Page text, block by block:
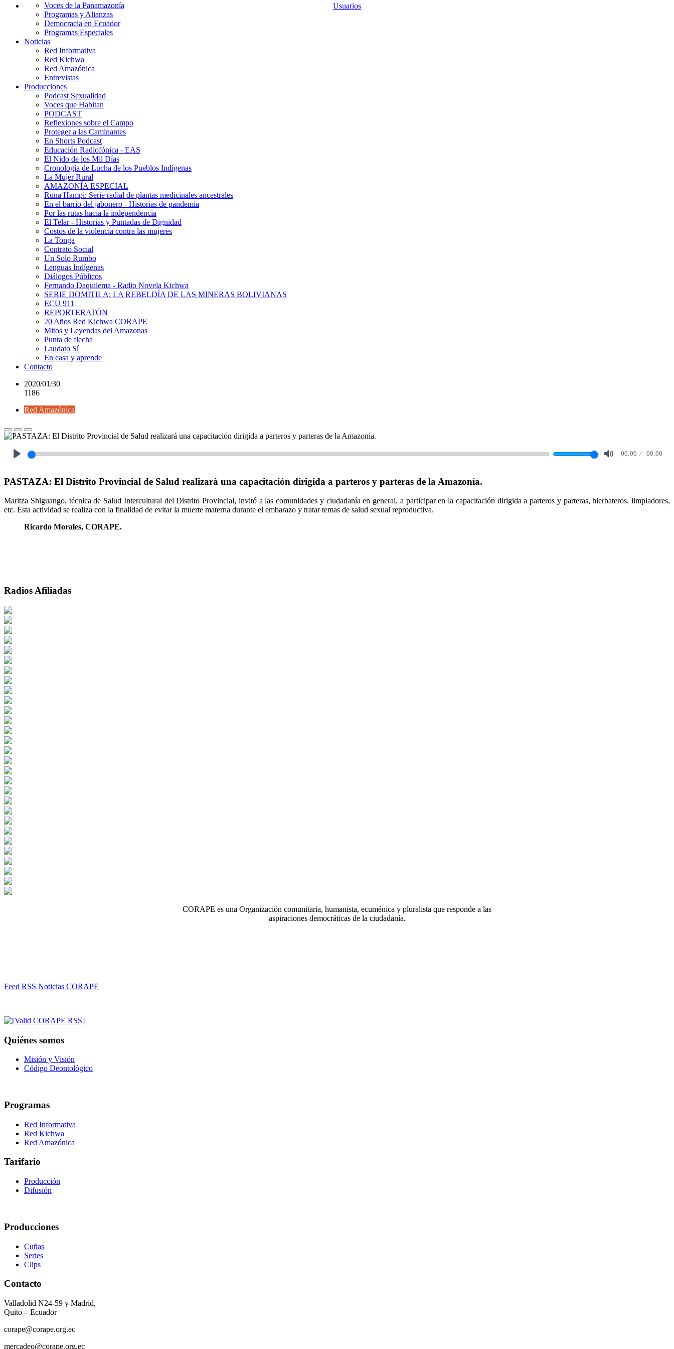
Usuarios
Voces de la Panamazonía
Programas y Alianzas
Democracia en Ecuador
Programas Especiales
Noticias
Red Informativa
Red Kichwa
Red Amazónica
Entrevistas
Producciones
Podcast Sexualidad
Voces que Habitan
PODCAST
Reflexiones sobre el Campo
Proteger a las Caminantes
En Shorts Podcast
Educación Radiofónica - EAS
El Nido de los Mil Días
Cronología de Lucha de los Pueblos Indígenas
La Mujer Rural
AMAZONÍA ESPECIAL
Runa Hampi: Serie radial de plantas medicinales ancestrales
En el barrio del jabonero - Historias de pandemia
Por las rutas hacia la independencia
El Telar - Historias y Puntadas de Dignidad
Costos de la violencia contra las mujeres
La Tonga
Contrato Social
Un Solo Rumbo
Lenguas Indígenas
Diálogos Públicos
Fernando Daquilema - Radio Novela Kichwa
SERIE DOMITILA: LA REBELDÍA DE LAS MINERAS BOLIVIANAS
ECU 911
REPORTERATÓN
20 Años Red Kichwa CORAPE
Mitos y Leyendas del Amazonas
Punta de flecha
Laudato Sí
En casa y aprende
Contacto
2020/01/30
1186
Red Amazónica
00:00 00:00
PASTAZA: El Distrito Provincial de Salud realizará una capacitación dirigida a parteros y parteras de la Amazonía.
Maritza Shiguango, técnica de Salud Intercultural del Distrito Provincial, invitó a las comunidades y ciudadanía en general, a participar en la capacitación dirigida a parteros y parteras, hierbateros, limpiadores,
etc. Esta actividad se realiza con la finalidad de evitar la muerte materna durante el embarazo y tratar temas de salud sexual reproductiva.
Ricardo Morales, CORAPE.
Radios Afiliadas
CORAPE es una Organización comunitaria, humanista, ecuménica y pluralista que responde a las
aspiraciones democráticas de la ciudadanía.
Feed RSS Noticias CORAPE
Quiénes somos
Misión y Visión
Código Deontológico
Programas
Red Informativa
Red Kichwa
Red Amazónica
Tarifario
Producción
Difusión
Producciones
Cuñas
Series
Clips
Contacto
Valladolid N24-59 y Madrid,
Quito – Ecuador
corape@corape.org.ec
mercadeo@corape.org.ec